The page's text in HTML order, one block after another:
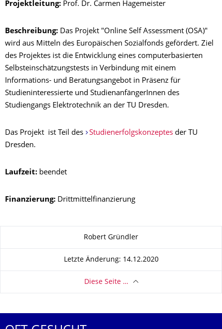
Projektleitung: Prof. Dr. Carmen Hagemeister
Beschreibung: Das Projekt "Online Self Assessment (OSA)"
wird aus Mitteln des Europäischen Sozialfonds gefördert. Ziel
des Projektes ist die Entwicklung eines computerbasierten
Selbsteinschätzungstests in Verbindung mit einem
Informations- und Beratungsangebot in Präsenz für
Studieninteressierte und StudienanfängerInnen des
Studiengangs Elektrotechnik an der TU Dresden.
Das Projekt ist Teil des Studienerfolgskonzeptes der TU
Dresden.
Laufzeit: beendet
Finanzierung: Drittmittelfinanzierung
Robert Gründler
Letzte Änderung: 14.12.2020
Diese Seite …